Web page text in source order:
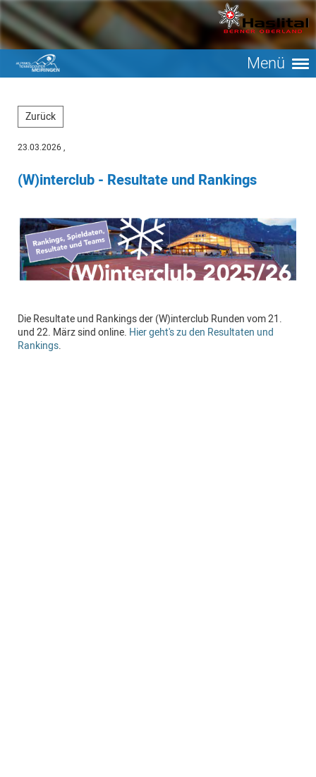
Menü
Zurück
23.03.2026,
(W)interclub - Resultate und Rankings
Die Resultate und Rankings der (W)interclub Runden vom 21.
und 22. März sind online. Hier geht's zu den Resultaten und
Rankings.